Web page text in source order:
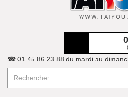
☎ 01 45 86 23 88 du mardi au